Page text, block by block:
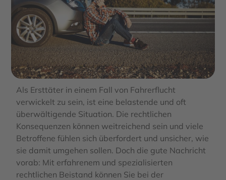
Als Ersttäter in einem Fall von Fahrerflucht
verwickelt zu sein, ist eine belastende und oft
überwältigende Situation. Die rechtlichen
Konsequenzen können weitreichend sein und viele
Betroffene fühlen sich überfordert und unsicher, wie
sie damit umgehen sollen. Doch die gute Nachricht
vorab: Mit erfahrenem und spezialisierten
rechtlichen Beistand können Sie bei der